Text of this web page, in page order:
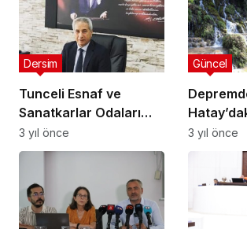
Tunceli Esnaf ve
Sanatkarlar Odaları
Birliği Başkanı:
Depreme ortak akılla
Dersim
3 yıl önce
rengi bile
Güncel
3 yıl önce